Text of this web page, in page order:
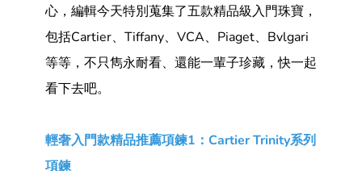
心，編輯今天特別蒐集了五款精品級入門珠寶，
包括Cartier、Tiffany、VCA、Piaget、Bvlgari
等等，不只雋永耐看、還能一輩子珍藏，快一起
看下去吧。
輕奢入門款精品推薦項鍊1：Cartier Trinity系列
項鍊